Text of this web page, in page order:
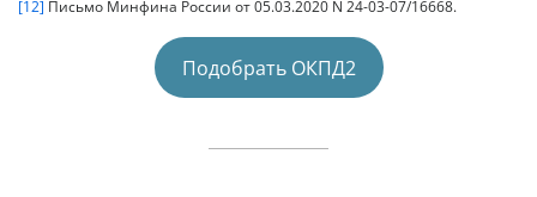
[12] Письмо Минфина России от 05.03.2020 N 24-03-07/16668.
Подобрать ОКПД2